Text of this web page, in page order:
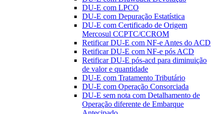
DU-E com LPCO
DU-E com Depuração Estatística
DU-E com Certificado de Origem
Mercosul CCPTC/CCROM
Retificar DU-E com NF-e Antes do ACD
Retificar DU-E com NF-e pós ACD
Retificar DU-E pós-acd para diminuição
de valor e quantidade
DU-E com Tratamento Tributário
DU-E com Operação Consorciada
DU-E sem nota com Detalhamento de
Operação diferente de Embarque